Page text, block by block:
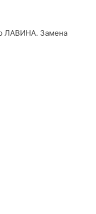
ЛАВИНА. Замена